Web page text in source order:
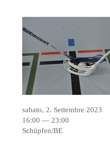
sabato, 2. Settembre 2023
16:00 — 23:00
Schüpfen/BE